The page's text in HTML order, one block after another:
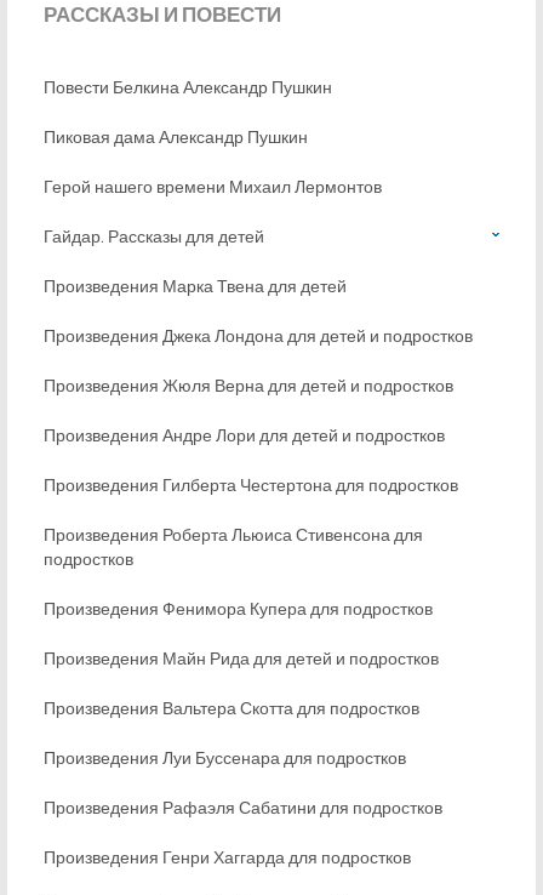
РАССКАЗЫ И ПОВЕСТИ
Повести Белкина Александр Пушкин
Пиковая дама Александр Пушкин
Герой нашего времени Михаил Лермонтов
Гайдар. Рассказы для детей
Произведения Марка Твена для детей
Произведения Джека Лондона для детей и подростков
Произведения Жюля Верна для детей и подростков
Произведения Андре Лори для детей и подростков
Произведения Гилберта Честертона для подростков
Произведения Роберта Льюиса Стивенсона для
подростков
Произведения Фенимора Купера для подростков
Произведения Майн Рида для детей и подростков
Произведения Вальтера Скотта для подростков
Произведения Луи Буссенара для подростков
Произведения Рафаэля Сабатини для подростков
Произведения Генри Хаггарда для подростков